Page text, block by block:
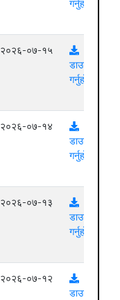
गर्नुहोस्
२०२६-०७-१५
डाउनलोड
गर्नुहोस्
२०२६-०७-१४
डाउनलोड
गर्नुहोस्
२०२६-०७-१३
डाउनलोड
गर्नुहोस्
२०२६-०७-१२
डाउनलोड